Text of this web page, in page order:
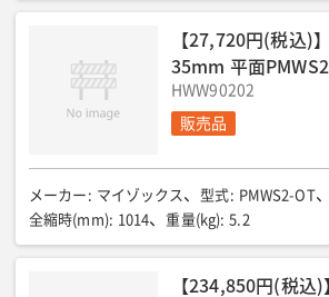
【27,720円(税込)
35mm 平面
HWW90202
販売品
メーカー : マイゾックス 型式: PMWS2-OT
全縮時(mm): 1014 重量(kg): 5.2
【234,850円(税込